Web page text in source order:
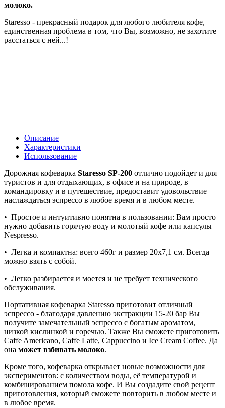
молоко.
Staresso - прекрасный подарок для любого любителя кофе,
единственная проблема в том, что Вы, возможно, не захотите
расстаться с ней...!
Описание
Характеристики
Использование
Дорожная кофеварка Staresso SP-200 отлично подойдет и для
туристов и для отдыхающих, в офисе и на природе, в
командировку и в путешествие, предоставит удовольствие
наслаждаться эспрессо в любое время и в любом месте.
• Простое и интуитивно понятна в пользовании: Вам просто
нужно добавить горячую воду и молотый кофе или капсулы
Nespresso.
• Легка и компактна: всего 460г и размер 20х7,1 см. Всегда
можно взять с собой.
• Легко разбирается и моется и не требует технического
обслуживания.
Портативная кофеварка Staresso приготовит отличный
эспрессо - благодаря давлению экстракции 15-20 бар Вы
получите замечательный эспрессо с богатым ароматом,
низкой кислинкой и горечью. Также Вы сможете приготовить
Caffe Americano, Caffe Latte, Cappuccino и Ice Cream Coffee. Да
она может взбивать молоко.
Кроме того, кофеварка открывает новые возможности для
экспериментов: с количеством воды, её температурой и
комбинированием помола кофе. И Вы создадите свой рецепт
приготовления, который сможете повторить в любом месте и
в любое время.